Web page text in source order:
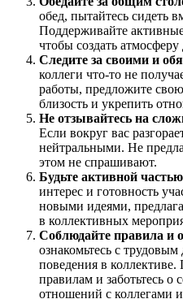
обед, пытайтесь сидеть
Поддерживайте
чтобы создать
Следите за своими и
коллеги что-то не
работы, предложите
близость и укрепить
Не отзывайтесь на
Если вокруг вас
нейтральными. Не
этом не спрашивают.
Будьте активной
интерес и готовность
новыми идеями,
в коллективных
Соблюдайте правила и
ознакомьтесь с
поведения в коллективе.
правилам и заботьтесь о
отношений с коллегами